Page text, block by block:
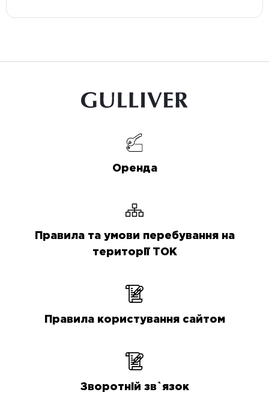
Оренда
Правила та умови перебування на
території ТОК
Правила користування сайтом
Зворотній зв`язок